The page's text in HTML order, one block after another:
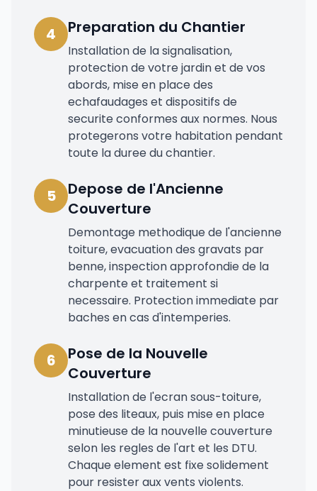
4 Preparation du Chantier
Installation de la signalisation,
protection de votre jardin et de vos
abords, mise en place des
echafaudages et dispositifs de
securite conformes aux normes. Nous
protegerons votre habitation pendant
toute la duree du chantier.
5
Depose de l'Ancienne
Couverture
Demontage methodique de l'ancienne
toiture, evacuation des gravats par
benne, inspection approfondie de la
charpente et traitement si
necessaire. Protection immediate par
baches en cas d'intemperies.
6
Pose de la Nouvelle
Couverture
Installation de l'ecran sous-toiture,
pose des liteaux, puis mise en place
minutieuse de la nouvelle couverture
selon les regles de l'art et les DTU.
Chaque element est fixe solidement
pour resister aux vents violents.